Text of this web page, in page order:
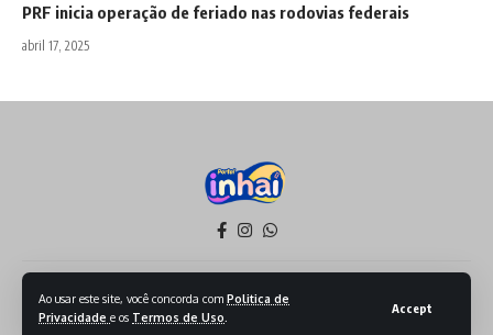
Ao usar este site, você concorda com Politica de
Privacidade e os Termos de Uso
Accept
PRF inicia operação de feriado nas rodovias federais
abril 17, 2025
Todos os Direitos reservados - 2026 - Produzido por Sept Mídia